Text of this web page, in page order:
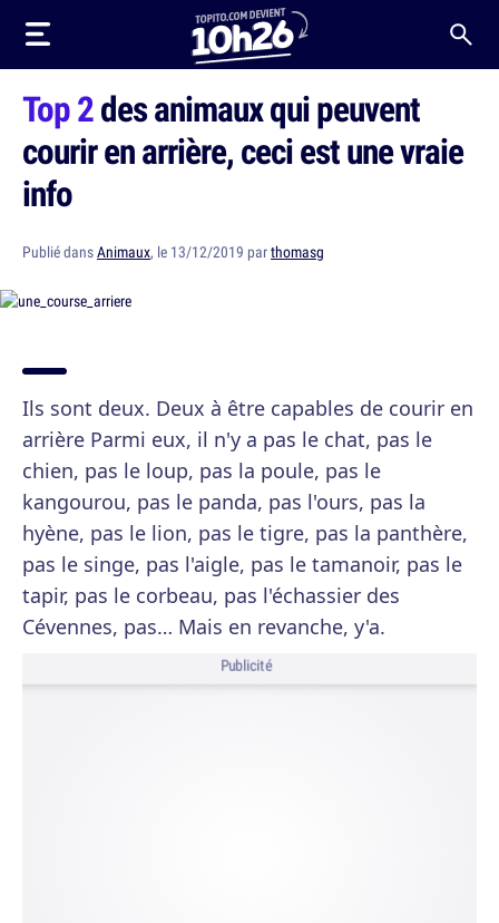
Top 2des animaux qui peuvent
courir en arrière, ceci est une vraie
info
Publié dansAnimaux, le 13/12/2019 parthomasg
Ils sont deux. Deux à être capables de courir en
arrière Parmi eux, il n'y a pas le chat, pas le
chien, pas le loup, pas la poule, pas le
kangourou, pas le panda, pas l'ours, pas la
hyène, pas le lion, pas le tigre, pas la panthère,
pas le singe, pas l'aigle, pas le tamanoir, pas le
tapir, pas le corbeau, pas l'échassier des
Cévennes, pas… Mais en revanche, y'a.
Publicité